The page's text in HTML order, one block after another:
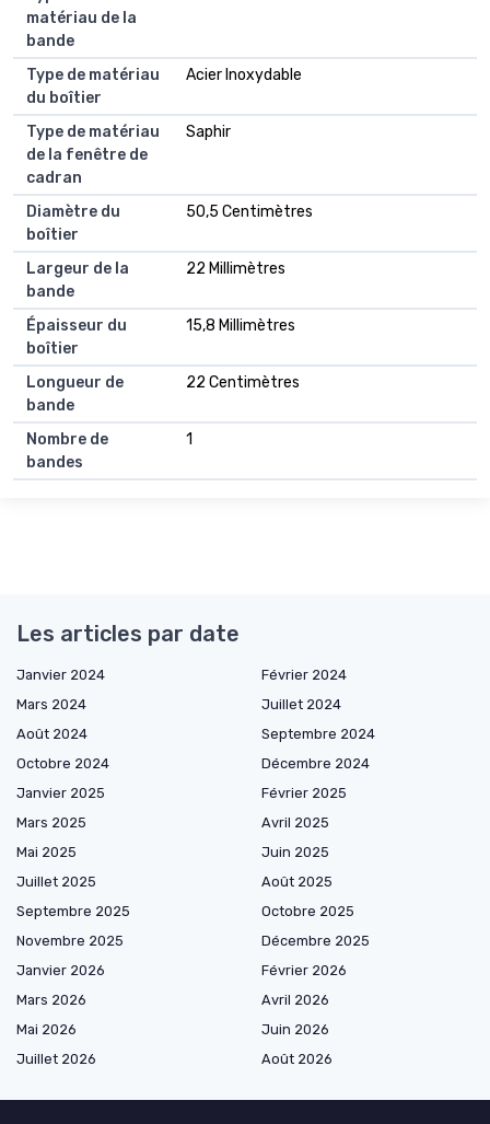
matériau de la
bande
Type de matériau
du boîtier
Acier Inoxydable
Type de matériau
de la fenêtre de
cadran
Saphir
Diamètre du
boîtier
50,5 Centimètres
Largeur de la
bande
22 Millimètres
Épaisseur du
boîtier
15,8 Millimètres
Longueur de
bande
22 Centimètres
Nombre de
bandes
1
Les articles par date
Janvier 2024
Février 2024
Mars 2024
Juillet 2024
Août 2024
Septembre 2024
Octobre 2024
Décembre 2024
Janvier 2025
Février 2025
Mars 2025
Avril 2025
Mai 2025
Juin 2025
Juillet 2025
Août 2025
Septembre 2025
Octobre 2025
Novembre 2025
Décembre 2025
Janvier 2026
Février 2026
Mars 2026
Avril 2026
Mai 2026
Juin 2026
Juillet 2026
Août 2026